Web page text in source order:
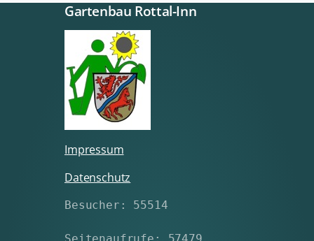
Gartenbau Rottal-Inn
Impressum
Datenschutz
Besucher: 55514